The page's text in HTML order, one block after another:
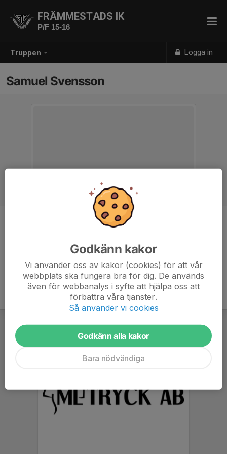
Truppen Logga in
FRÄMMESTADS IK
P/F 15-16
Samuel Svensson
Assisterande tränare
Godkänn kakor
Vi använder oss av kakor (cookies) för att vår
webbplats ska fungera bra för dig. De används
även för webbanalys i syfte att hjälpa oss att
förbättra våra tjänster.
Så använder vi cookies
Godkänn alla kakor
Bara nödvändiga